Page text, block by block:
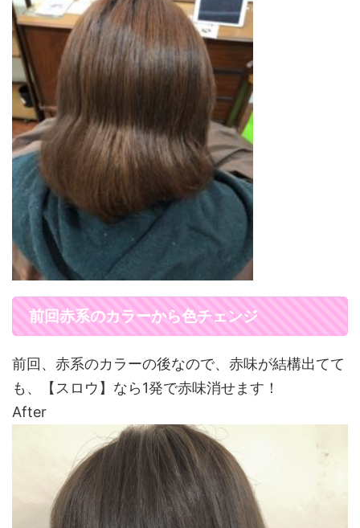
前回赤系のカラーから色チェンジ
前回、赤系のカラーの後なので、赤味が結構出てて
も、【スロウ】なら1発で赤味消せます！
After